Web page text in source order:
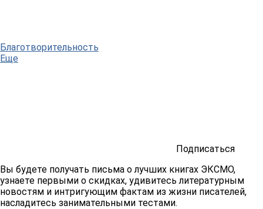
Благотворительность
Еще
Подписаться
Вы будете получать письма о лучших книгах ЭКСМО,
узнаете первыми о скидках, удивитесь литературным
новостям и интригующим фактам из жизни писателей,
насладитесь занимательными тестами.